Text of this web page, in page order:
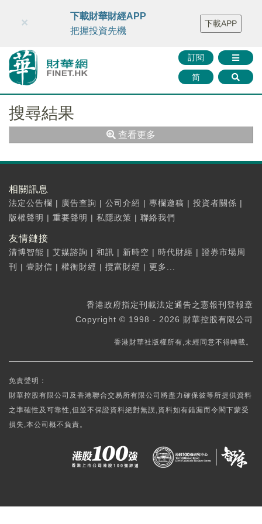
財華智庫網 FINTV FINMETA 財華證券 媒體矩陣
智庫沙龍
聯絡我們
訂閱
简
×
下載財華財經APP
把握投資先機
下載APP
搜尋結果
查看更多
相關訊息
法定公告欄 | 廣告查詢 | 公司介紹 | 專欄邀稿 | 投資者關係 |
版權聲明 | 重要聲明 | 私隱政策 | 聯絡我們
友情鏈接
清博智能 | 艾媒諮詢 | 和訊 | 新時空 | 時代財經 | 證券市場周
刊
| 壹財信 | 權衡財經 | 攬富財經 | 更多...
香港政府指定刊載法定通告之憲報刊登報章
Copyright © 1998 - 2026 財華控股有限公司
香港財華社版權所有,未經同意不得轉載。
免責聲明：
財華控股有限公司及香港聯合交易所有限公司將盡力確保彼等所提供資料
之準確性及可靠性,但並不保證資料絕對無誤,資料如有錯漏而令閣下蒙受
損失,本公司概不負責。